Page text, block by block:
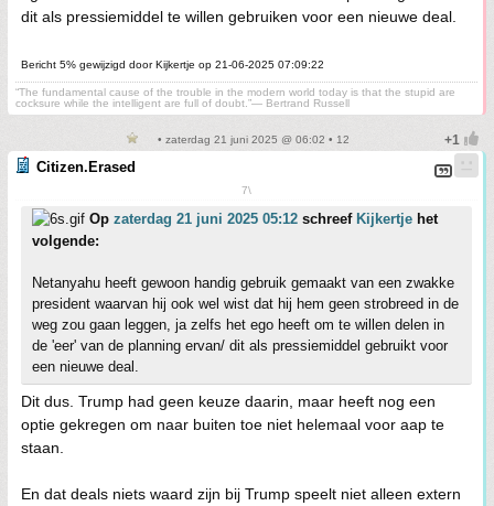
dit als pressiemiddel te willen gebruiken voor een nieuwe deal.
Bericht 5% gewijzigd door Kijkertje op 21-06-2025 07:09:22
“The fundamental cause of the trouble in the modern world today is that the stupid are
cocksure while the intelligent are full of doubt.”— Bertrand Russell
• zaterdag 21 juni 2025 @ 06:02 • 12
Citizen.Erased
7\
Op zaterdag 21 juni 2025 05:12 schreef Kijkertje het
volgende:
Netanyahu heeft gewoon handig gebruik gemaakt van een zwakke
president waarvan hij ook wel wist dat hij hem geen strobreed in de
weg zou gaan leggen, ja zelfs het ego heeft om te willen delen in
de 'eer' van de planning ervan/ dit als pressiemiddel gebruikt voor
een nieuwe deal.
Dit dus. Trump had geen keuze daarin, maar heeft nog een
optie gekregen om naar buiten toe niet helemaal voor aap te
staan.
En dat deals niets waard zijn bij Trump speelt niet alleen extern